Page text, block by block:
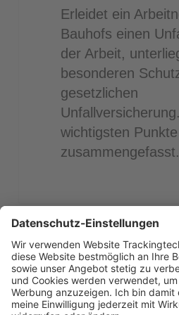
Erleidet ein
Bauhofs einen
der Arbeit,
besonderen
gesetzlichen
wichtigsten Punkte
zusammengefasst.